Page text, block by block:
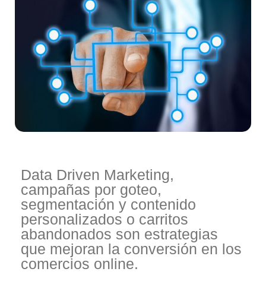
Data Driven Marketing,
campañas por goteo,
segmentación y contenido
personalizados o carritos
abandonados son estrategias
que mejoran la conversión en los
comercios online.